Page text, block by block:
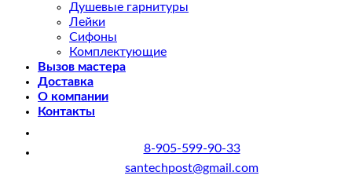
Душевые гарнитуры
Лейки
Сифоны
Комплектующие
Вызов мастера
Доставка
О компании
Контакты
8-905-599-90-33
santechpost@gmail.com